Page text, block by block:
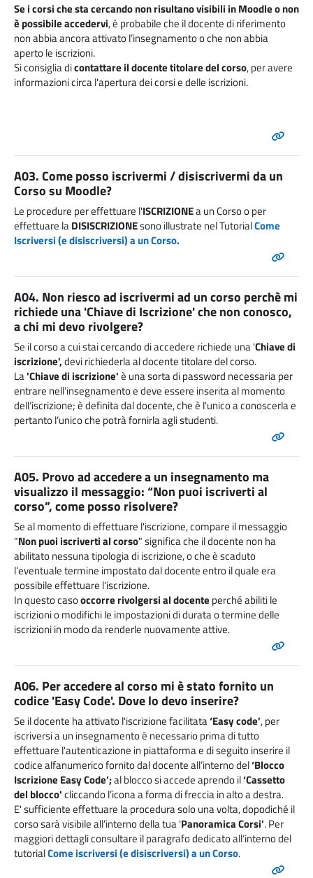
Se i corsi che sta cercando non risultano visibili in Moodle o non
è possibile accedervi, è probabile che il docente di riferimento
non abbia ancora attivato l’insegnamento o che non abbia
aperto le iscrizioni.
Si consiglia dicontattare il docente titolare del corso, per avere
informazioni circa l'apertura dei corsi e delle iscrizioni.
A03. Come posso iscrivermi / disiscrivermi da un
Corso su Moodle?
Le procedure per effettuare l'ISCRIZIONEa un Corso o per
effettuare laDISISCRIZIONEsono illustrate nel TutorialCome
Iscriversi (e disiscriversi) a un Corso.
A04. Non riesco ad iscrivermi ad un corso perchè mi
richiede una 'Chiave di Iscrizione' che non conosco,
a chi mi devo rivolgere?
Se il corso a cui stai cercando di accedere richiede una 'Chiave di
iscrizione',devi richiederla al docente titolare del corso.
La'Chiave di iscrizione'è una sorta di password necessaria per
entrare nell’insegnamento e deve essere inserita al momento
dell’iscrizione; è definita dal docente, che è l'unico a conoscerla e
pertanto l’unico che potrà fornirla agli studenti.
A05. Provo ad accedere a un insegnamento ma
visualizzo il messaggio: “Non puoi iscriverti al
corso”, come posso risolvere?
Se al momento di effettuare l'iscrizione, compare il messaggio
"Non puoi iscriverti al corso" significa che il docente non ha
abilitato nessuna tipologia di iscrizione, o che è scaduto
l’eventuale termine impostato dal docente entro il quale era
possibile effettuare l'iscrizione.
In questo casooccorre rivolgersi al docente perché abiliti le
iscrizioni o modifichi le impostazioni di durata o termine delle
iscrizioni in modo da renderle nuovamente attive.
A06. Per accedere al corso mi è stato fornito un
codice 'Easy Code'. Dove lo devo inserire?
Se il docente ha attivato l'iscrizione facilitata‘Easy code’, per
iscriversi a un insegnamento è necessario prima di tutto
effettuare l'autenticazione in piattaforma e di seguito inserire il
codice alfanumerico fornito dal docente all’interno del‘Blocco
Iscrizione Easy Code’;al blocco si accedeaprendo il‘Cassetto
del blocco'cliccando l’icona a forma di freccia in alto a destra.
E' sufficiente effettuare la procedura solo una volta, dopodiché il
corso sarà visibile all’interno della tua 'Panoramica Corsi'. Per
maggiori dettagli consultare il paragrafo dedicato all’interno del
tutorialCome iscriversi (e disiscriversi) a un Corso.